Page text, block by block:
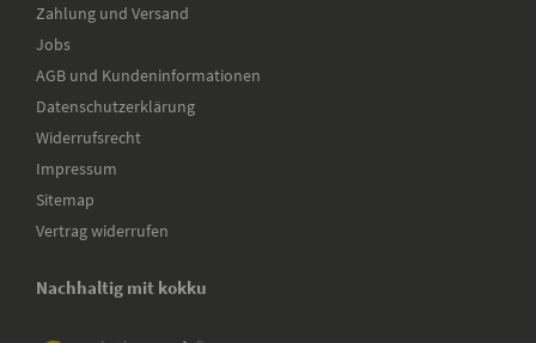
Zahlung und Versand
Jobs
AGB und Kundeninformationen
Datenschutzerklärung
Widerrufsrecht
Impressum
Sitemap
Vertrag widerrufen
Nachhaltig mit kokku